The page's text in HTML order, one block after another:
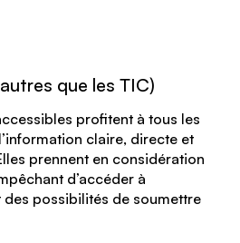
que les TIC)
profitent à tous les
claire, directe et
prennent en considération
d’accéder à
des possibilités de soumettre